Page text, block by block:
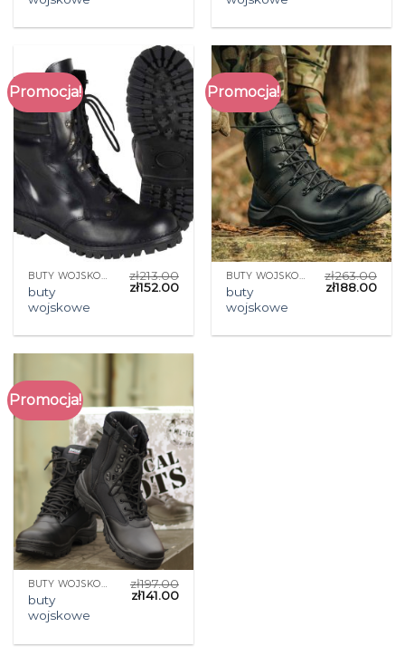
Promocja!
BUTY WOJSKOWE
buty
wojskowe
zł213.00
zł152.00
Promocja!
BUTY WOJSKOWE
buty
wojskowe
zł263.00
zł188.00
Promocja!
BUTY WOJSKOWE
buty
wojskowe
zł197.00
zł141.00